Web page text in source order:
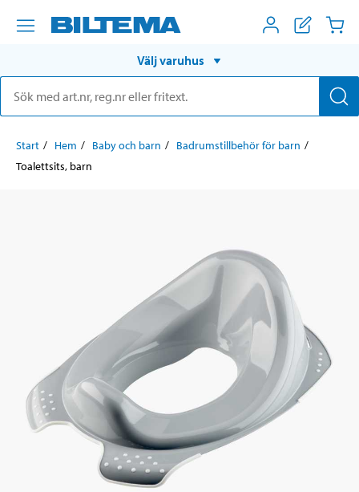
Välj varuhus
Start Hem Baby och barn
Badrumstillbehör för barn
Toalettsits, barn